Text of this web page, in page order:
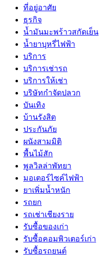
ที่อยู่อาศัย
ธุรกิจ
น้ำมันมะพร้าวสกัดเย็น
น้ำยาบุหรี่ไฟฟ้า
บริการ
บริการเช่ารถ
บริการให้เช่า
บริษัทกำจัดปลวก
บันเทิง
บ้านรังสิต
ประกันภัย
ผนังสามมิติ
พื้นไม้สัก
พูลวิลล่าพัทยา
มอเตอร์ไซค์ไฟฟ้า
ยาเพิ่มน้ำหนัก
รถยก
รถเช่าเชียงราย
รับซื้อของเก่า
รับซื้อคอมพิวเตอร์เก่า
รับซื้อรถยนต์